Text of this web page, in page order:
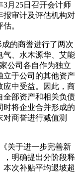
3月25日召开会计师
报审计及评估机构对
。
成的商誉进行了两次
气、水木源华、艾能
公司各自作为独立
立于公司的其他资产
应中受益。因此，商
全部资产和相关负债
时将企业合并形成的
商誉进行减值测
关于进一步完善新
，明确提出分阶段释
本次补贴平均退坡超